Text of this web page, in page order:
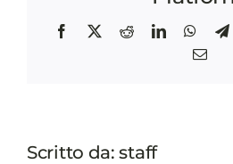
Facebook
X RedditLinkedIn
Email
Scritto da:staff